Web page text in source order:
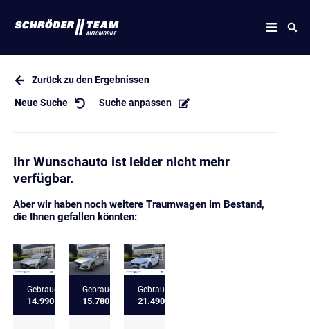
Zurück zu den Ergebnissen
Neue Suche Suche anpassen
Ihr Wunschauto ist leider nicht mehr
verfügbar.
Aber wir haben noch weitere Traumwagen im Bestand,
die Ihnen gefallen könnten:
Gebrauchtfahrzeug
14.990 €
Gebrauchtfahrzeug
15.780 €
Gebrauchtfahrzeug
21.490 €